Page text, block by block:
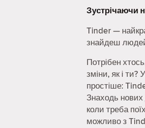
Зустрічаючи
Tinder —
знайдеш
Потрібен
зміни, як і
простіше:
Знаходь нових
коли треба
можливо з